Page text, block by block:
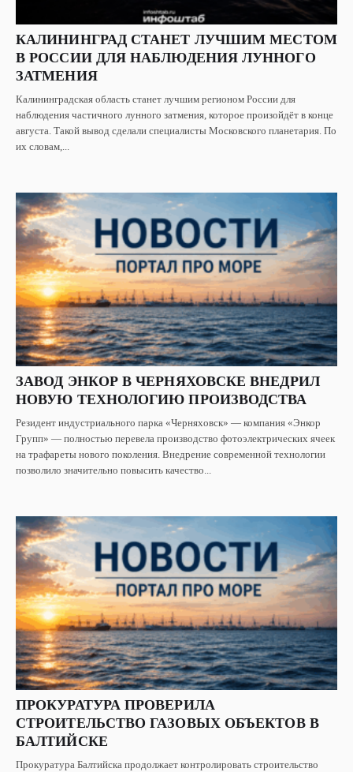
КАЛИНИНГРАД СТАНЕТ ЛУЧШИМ МЕСТОМ
В РОССИИ ДЛЯ НАБЛЮДЕНИЯ ЛУННОГО
ЗАТМЕНИЯ
Калининградская область станет лучшим регионом России для
наблюдения частичного лунного затмения, которое произойдёт в конце
августа. Такой вывод сделали специалисты Московского планетария. По
их словам,...
ЗАВОД ЭНКОР В ЧЕРНЯХОВСКЕ ВНЕДРИЛ
НОВУЮ ТЕХНОЛОГИЮ ПРОИЗВОДСТВА
Резидент индустриального парка «Черняховск» — компания «Энкор
Групп» — полностью перевела производство фотоэлектрических ячеек
на трафареты нового поколения. Внедрение современной технологии
позволило значительно повысить качество...
ПРОКУРАТУРА ПРОВЕРИЛА
СТРОИТЕЛЬСТВО ГАЗОВЫХ ОБЪЕКТОВ В
БАЛТИЙСКЕ
Прокуратура Балтийска продолжает контролировать строительство